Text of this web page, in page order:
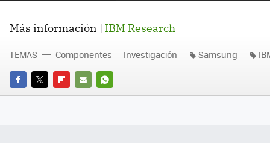
Más información | IBM Research
FACEBOOK
TWITTERFLIPBOARD
E-
WHATSAPP
TEMAS Componentes Investigación Samsung